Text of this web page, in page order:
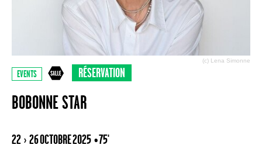
(c) Lena Simonne
EVENTS RÉSERVATION
BOBONNE STAR
22 › 26 OCTOBRE 2025 • 75'